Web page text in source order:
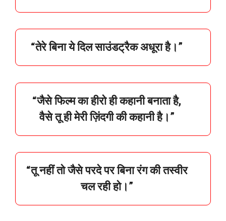
“तेरेबिनायेदिलसाउंडट्रैकअधूराहै।”
“जैसेफिल्मकाहीरोहीकहानीबनाताहै,
वैसेतूहीमेरीज़िंदगीकीकहानीहै।”
“तूनहींतोजैसेपरदेपरबिनारंगकीतस्वीर
चलरहीहो।”